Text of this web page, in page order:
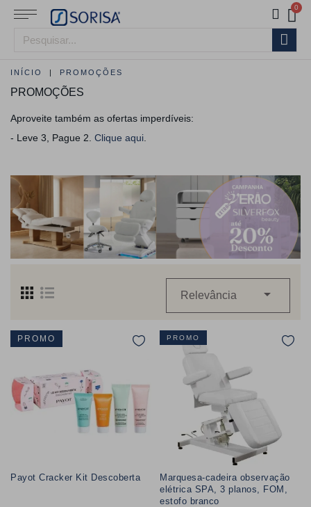
INÍCIO PROMOÇÕES
PROMOÇÕES
Aproveite também as ofertas imperdíveis:
- Leve 3, Pague 2. Clique aqui
Relevância 
PROMO
Payot Cracker Kit Descoberta
PROMO
Marquesa-cadeira observação
elétrica SPA, 3 planos, FOM,
estofo branco